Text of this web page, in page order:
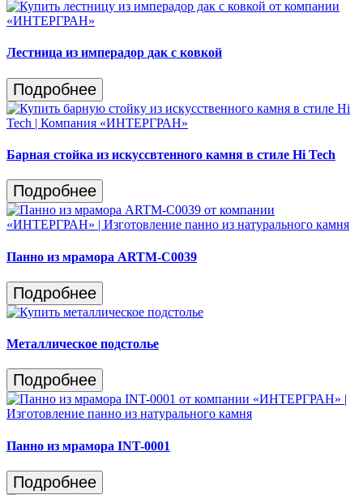
Лестница из имперадор дак с ковкой
Подробнее
Барная стойка из искуссвтенного камня в стиле Hi Tech
Подробнее
Панно из мрамора ARTM-C0039
Подробнее
Металлическое подстолье
Подробнее
Панно из мрамора INT-0001
Подробнее